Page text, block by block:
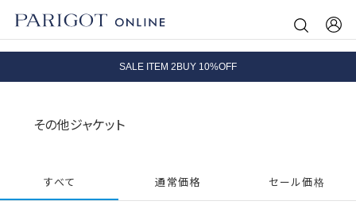
8.5 wedに会員プログラムが生まれ変わります！
SALE ITEM 2BUY 10%OFF
8.5 wedに会員プログラムが生まれ変わります！
その他ジャケット
すべて 通常価格 セール価格